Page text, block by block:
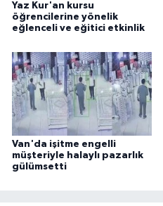
Yaz Kur'an kursu
öğrencilerine yönelik
eğlenceli ve eğitici etkinlik
Van'da işitme engelli
müşteriyle halaylı pazarlık
gülümsetti
Yerel Haberler